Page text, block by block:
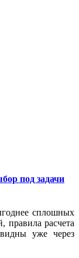
под задачи
сплошных
правила расчета
уже через